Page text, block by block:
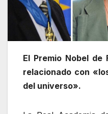
El Premio Nobel
relacionado con
del universo».